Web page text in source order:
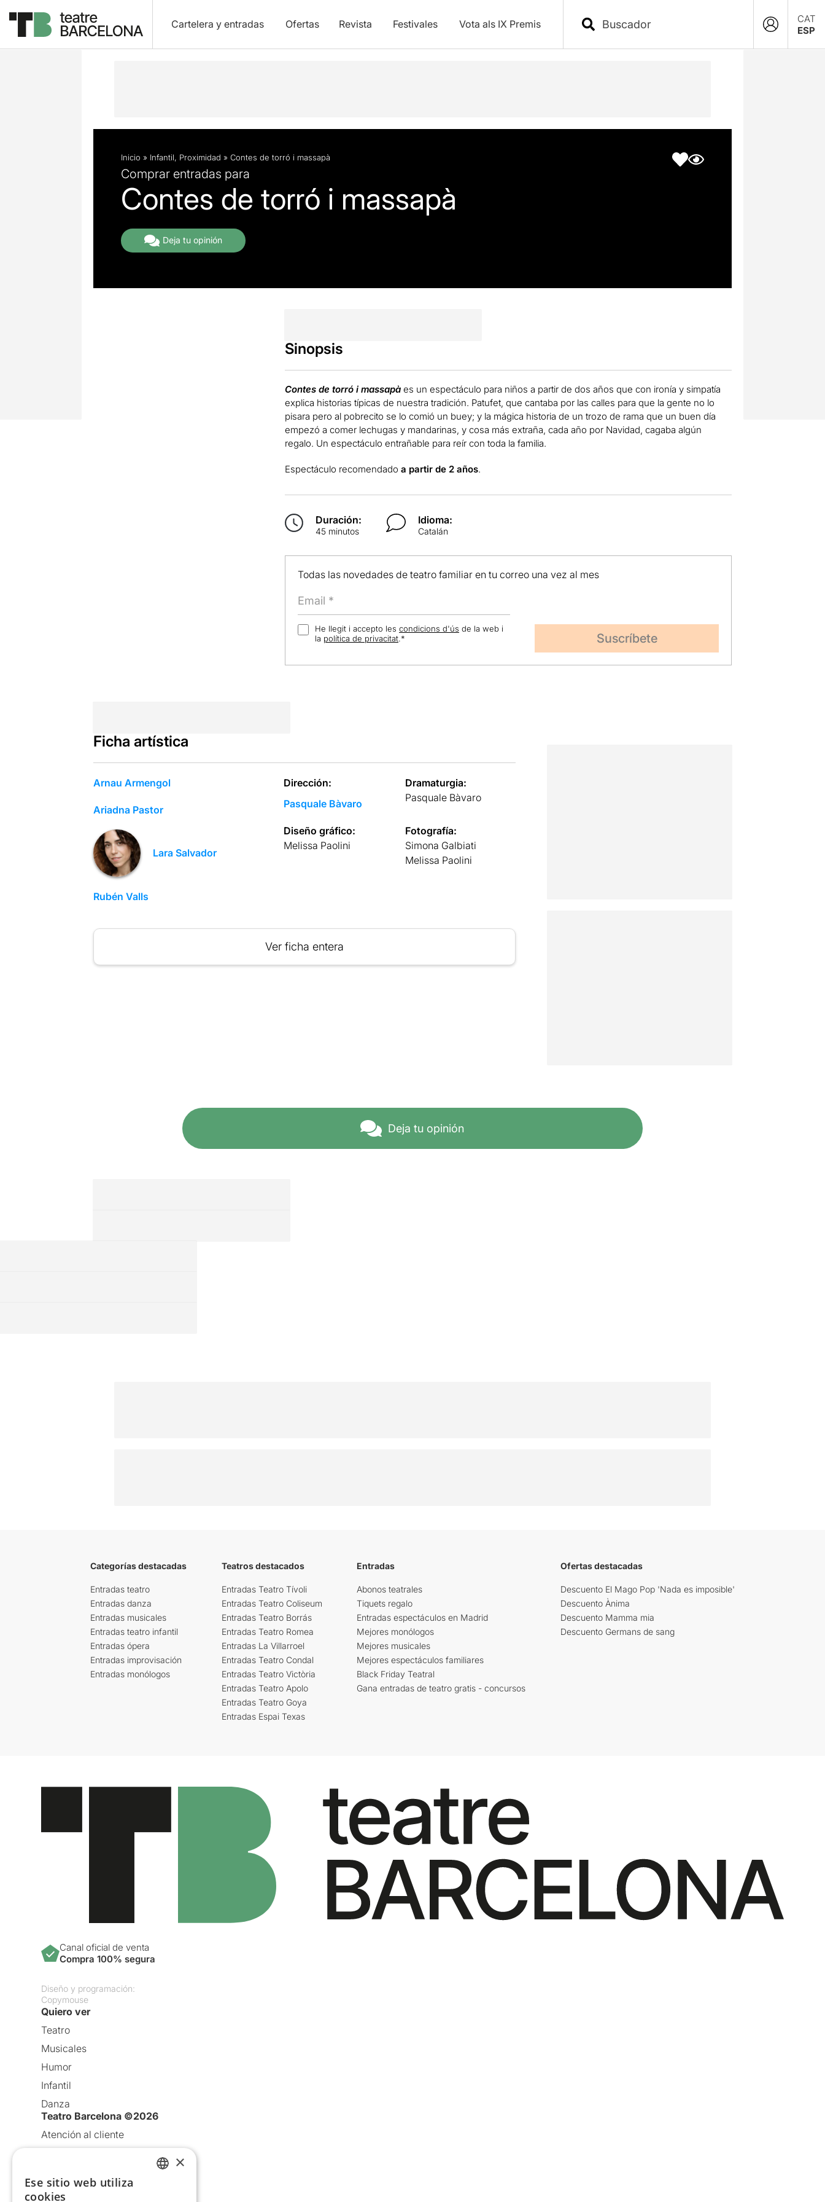
Cartelera y entradas Ofertas Revista Festivales Vota als IX Premis
CAT
ESP
Descripción Ficha artística
Inicio » Infantil, Proximidad » Contes de torró i massapà
Comprar entradas para
Contes de torró i massapà
Deja tu opinión
Sinopsis
Contes de torró i massapàes un espectáculo para niños a partir de dos años que con ironía y simpatía
explica historias típicas de nuestra tradición. Patufet, que cantaba por las calles para que la gente no lo
pisara pero al pobrecito se lo comió un buey; y la mágica historia de un trozo de rama que un buen día
empezó a comer lechugas y mandarinas, y cosa más extraña, cada año por Navidad, cagaba algún
regalo. Un espectáculo entrañable para reír con toda la familia.
Espectáculo recomendado a partir de 2 años.
Duración:
45 minutos
Idioma:
Catalán
Todas las novedades de teatro familiar en tu correo una vez al mes
He llegit i accepto les condicions d'ús de la web i
la política de privacitat.*
Ficha artística
Arnau Armengol
Ariadna Pastor
Lara Salvador
Rubén Valls
Dirección:
Pasquale Bàvaro
Dramaturgia:
Pasquale Bàvaro
Diseño gráfico:
Melissa Paolini
Fotografía:
Simona Galbiati
Melissa Paolini
Ver ficha entera
Deja tu opinión
Categorías destacadas
Entradas teatro
Entradas danza
Entradas musicales
Entradas teatro infantil
Entradas ópera
Entradas improvisación
Entradas monólogos
Teatros destacados
Entradas Teatro Tívoli
Entradas Teatro Coliseum
Entradas Teatro Borrás
Entradas Teatro Romea
Entradas La Villarroel
Entradas Teatro Condal
Entradas Teatro Victòria
Entradas Teatro Apolo
Entradas Teatro Goya
Entradas Espai Texas
Entradas
Abonos teatrales
Tiquets regalo
Entradas espectáculos en Madrid
Mejores monólogos
Mejores musicales
Mejores espectáculos familiares
Black Friday Teatral
Gana entradas de teatro gratis - concursos
Ofertas destacadas
Descuento El Mago Pop 'Nada es imposible'
Descuento Ànima
Descuento Mamma mia
Descuento Germans de sang
Canal oficial de venta
Compra 100% segura
Diseño y programación:
Copymouse
Quiero ver
Teatro
Musicales
Humor
Infantil
Danza
Teatro Barcelona ©2026
Atención al cliente
Política de Cookies
×
Ese sitio web utiliza
cookies